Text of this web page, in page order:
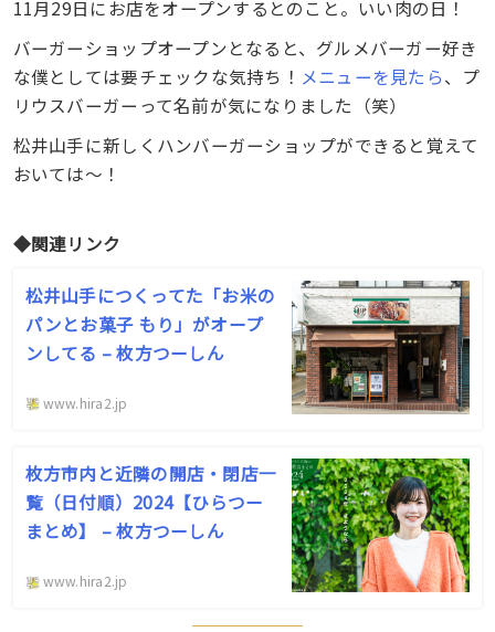
11月29日にお店をオープンするとのこと。いい肉の日！
バーガーショップオープンとなると、グルメバーガー好き
な僕としては要チェックな気持ち！ メニューを見たら、プ
リウスバーガーって名前が気になりました（笑）
松井山手に新しくハンバーガーショップができると覚えて
おいては〜！
◆関連リンク
松井山手につくってた「お米の
パンとお菓子 もり」がオープ
ンしてる – 枚方つーしん
www.hira2.jp
枚方市内と近隣の開店・閉店一
覧（日付順）2024【ひらつー
まとめ】 – 枚方つーしん
www.hira2.jp